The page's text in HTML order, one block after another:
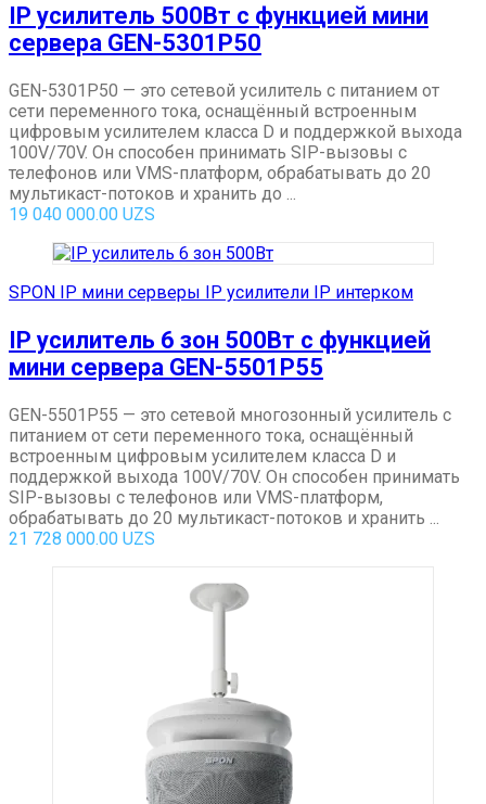
IP усилитель 500Вт с функцией мини
сервера GEN-5301P50
GEN-5301P50 — это сетевой усилитель с питанием от
сети переменного тока, оснащённый встроенным
цифровым усилителем класса D и поддержкой выхода
100V/70V. Он способен принимать SIP-вызовы с
телефонов или VMS-платформ, обрабатывать до 20
мультикаст-потоков и хранить до ...
19 040 000.00 UZS
SPON IP мини серверы IP усилители IP интерком
IP усилитель 6 зон 500Вт с функцией
мини сервера GEN-5501P55
GEN-5501P55 — это сетевой многозонный усилитель с
питанием от сети переменного тока, оснащённый
встроенным цифровым усилителем класса D и
поддержкой выхода 100V/70V. Он способен принимать
SIP-вызовы с телефонов или VMS-платформ,
обрабатывать до 20 мультикаст-потоков и хранить ...
21 728 000.00 UZS